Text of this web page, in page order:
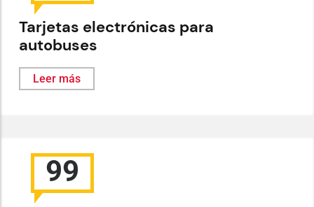
Tarjetas electrónicas para
autobuses
Leer más
99